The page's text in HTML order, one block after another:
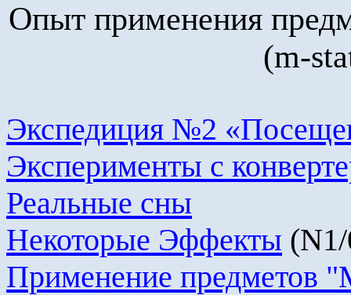
Опыт применения
(m-
Экспедиция №2
Эксперименты с
Реальные сны
Некоторые Эффекты
Применение предметов